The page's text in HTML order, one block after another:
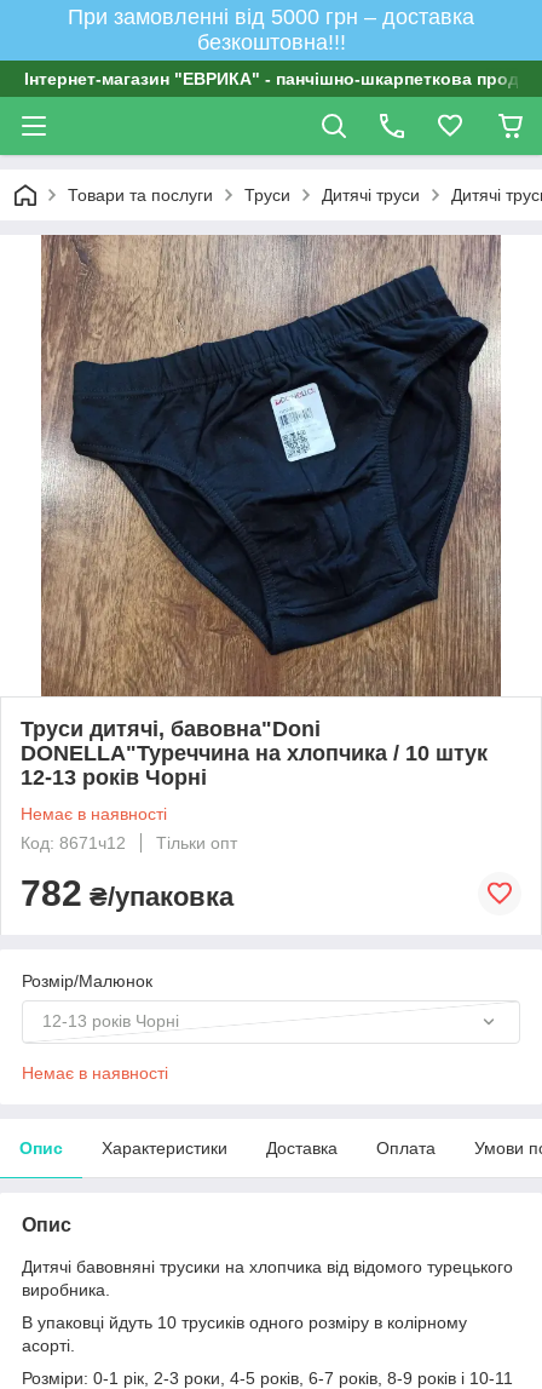
При замовленні від 5000 грн – доставка
безкоштовна!!!
Інтернет-магазин "ЕВРИКА" - панчішно-шкарпеткова
Товари та послуги Труси Дитячі труси Дитячі
Труси дитячі, бавовна"Doni
DONELLA"Туреччина на хлопчика / 10 штук
12-13 років Чорні
Немає в наявності
Код: 8671ч12
Тільки опт
782 ₴/упаковка
Розмір/Малюнок
12-13 років Чорні
Немає в наявності
Опис Характеристики Доставка Оплата Умови
Опис
Дитячі бавовняні трусики на хлопчика від відомого турецького
виробника.
В упаковці йдуть 10 трусиків одного розміру в колірному
асорті.
Розміри: 0-1 рік, 2-3 роки, 4-5 років, 6-7 років, 8-9 років і 10-11